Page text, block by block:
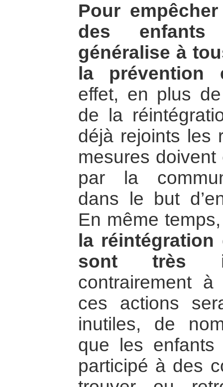
Pour
des
généralise à
la prévention
effet, en plus
de la
déjà rejoints les
mesures
par la
dans le but
En même
la
sont très
contrairement
ces actions
inutiles, de
que les
participé à des